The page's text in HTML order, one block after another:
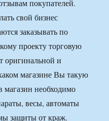
покупателей.
свой бизнес
заказывать по
проекту торговую
оригинальной и
магазине Вы такую
магазин необходимо
весы, автоматы
защиты от краж.